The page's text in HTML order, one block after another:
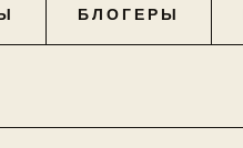
БЛОГЕРЫ